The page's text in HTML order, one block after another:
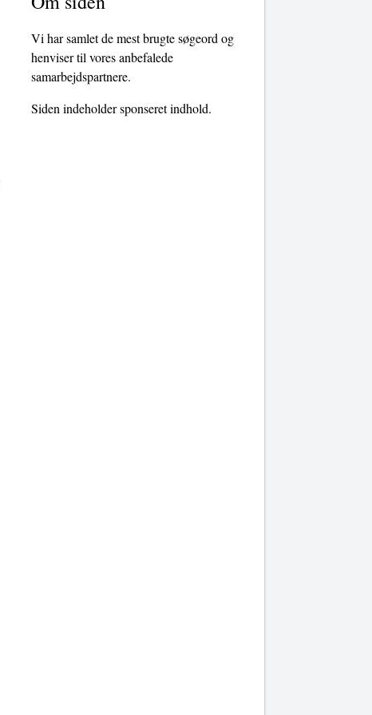
Vi har samlet de mest brugte søgeord og
henviser til vores anbefalede
samarbejdspartnere.
Siden indeholder sponseret indhold.